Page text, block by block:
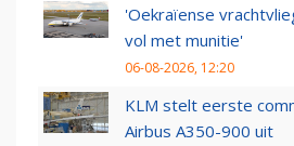
'Oekraïense
vol met munitie'
06-08-2026, 12:20
KLM stelt eerste
Airbus A350-900 uit